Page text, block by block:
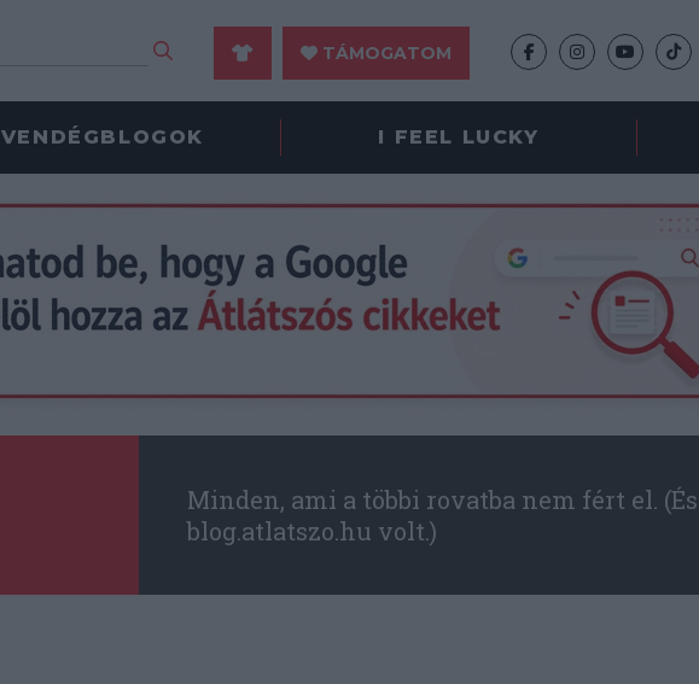
TÁMOGATOM
VENDÉGBLOGOK I FEEL LUCKY
Minden, ami a többi rovatba nem fért el.
blog.atlatszo.hu volt.)